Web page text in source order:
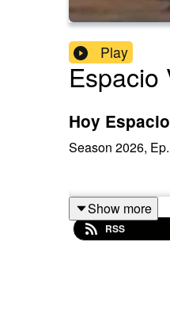
Play
Espacio
Hoy
Season 2026, Ep.
Show more
RSS